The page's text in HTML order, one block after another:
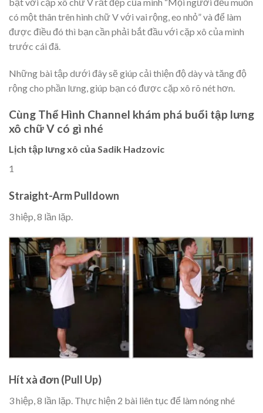
bật với cặp xô chữ V rất đẹp của mình “Mọi người đều muốn
có một thân trên hình chữ V với vai rộng, eo nhỏ” và để làm
được điều đó thì bạn cần phải bắt đầu với cặp xô của mình
trước cái đã.
Những bài tập dưới đây sẽ giúp cải thiện độ dày và tăng độ
rộng cho phần lưng, giúp bạn có được cặp xô rõ nét hơn.
Cùng Thể Hình Channel khám phá buổi tập lưng
xô chữ V có gì nhé
Lịch tập lưng xô của Sadik Hadzovic
1
Straight-Arm Pulldown
3 hiệp, 8 lần lặp.
Hít xà đơn (Pull Up)
3 hiệp, 8 lần lặp. Thực hiện 2 bài liên tục để làm nóng nhé